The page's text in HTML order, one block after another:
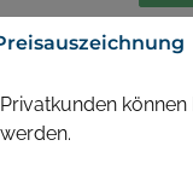
Privatkunden
werden.